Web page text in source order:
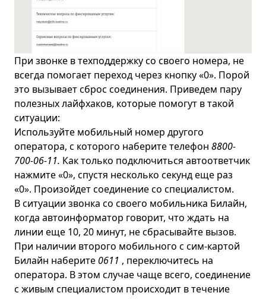
При звонке в техподдержку со своего номера, не
всегда помогает переход через кнопку «0». Порой
это вызывает сброс соединения. Приведем пару
полезных лайфхаков, которые помогут в такой
ситуации:
Используйте мобильный номер другого
оператора, с которого наберите телефон 8800-
700-06-11. Как только подключиться автоответчик
нажмите «0», спустя несколько секунд еще раз
«0». Произойдет соединение со специалистом.
В ситуации звонка со своего мобильника Билайн,
когда автоинформатор говорит, что ждать на
линии еще 10, 20 минут, не сбрасывайте вызов.
При наличии второго мобильного с сим-картой
Билайн наберите 0611 , переключитесь на
оператора. В этом случае чаще всего, соединение
с живым специалистом происходит в течение